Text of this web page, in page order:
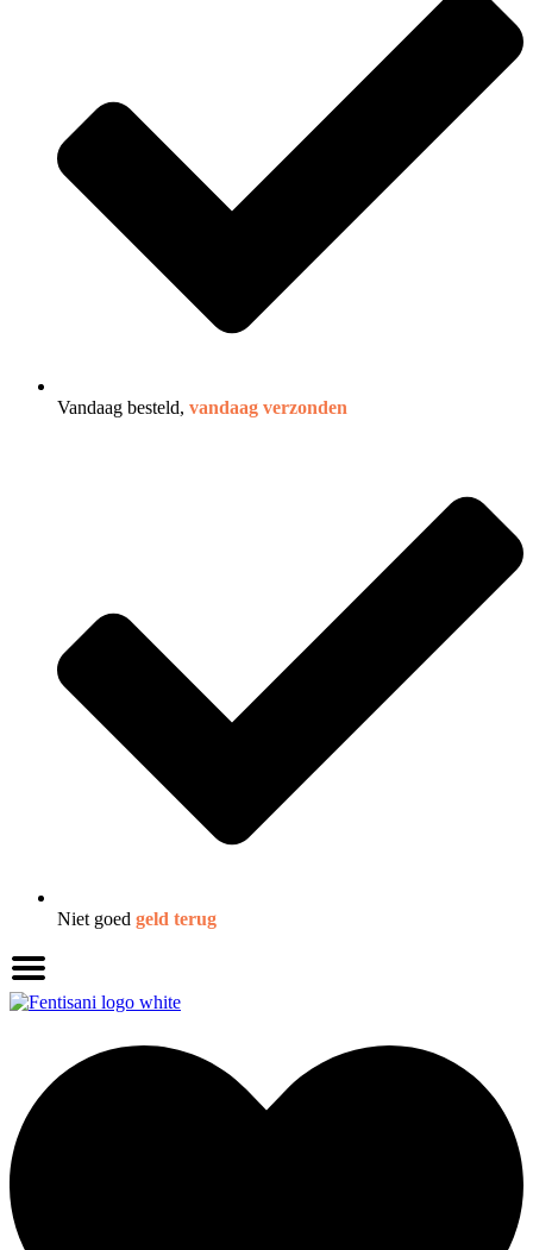
Vandaag besteld, vandaag verzonden
Niet goed geld terug